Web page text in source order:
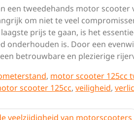
een tweedehands motor
om niet te veel
prijs te gaan, is het
onderhouden is. Door een
betrouwbare en plezierige
, motor scooter 125cc
scooter 125cc, veiligheid,
veelzijdigheid van motorscooters